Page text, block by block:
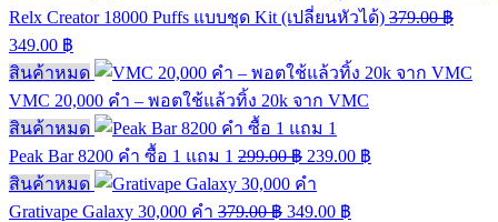
Relx Creator 18000 Puffs แบบชุด Kit (เปลี่ยนหัวได้) 379.00฿
349.00 ฿
สินค้าหมด
VMC 20,000 คำ – พอตใช้แล้วทิ้ง 20k จาก VMC
สินค้าหมด
Peak Bar 8200 คำ ซื้อ 1 แถม 1 299.00฿ 239.00 ฿
สินค้าหมด
Grativape Galaxy 30,000 คำ 379.00฿ 349.00 ฿